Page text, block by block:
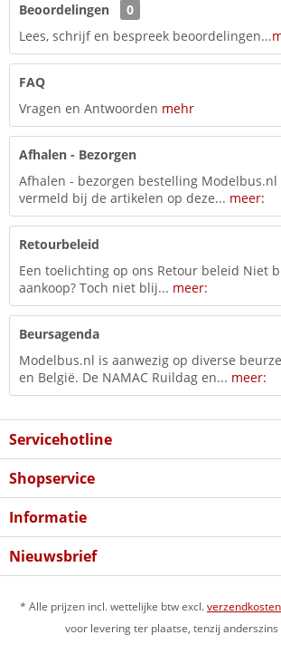
Beoordelingen
0
Lees, schrijf en bespreek beoordelingen...
FAQ
Vragen en Antwoorden mehr
Afhalen - Bezorgen
Afhalen - bezorgen bestelling Modelbus.nl
vermeld bij de artikelen op deze... meer:
Retourbeleid
Een toelichting op ons Retour beleid Niet
aankoop? Toch niet blij... meer:
Beursagenda
Modelbus.nl is aanwezig op diverse
en België. De NAMAC Ruildag en... meer:
Servicehotline
Shopservice
Informatie
Nieuwsbrief
* Alle prijzen incl. wettelijke btw excl.verzendkosten
voor levering ter plaatse, tenzij